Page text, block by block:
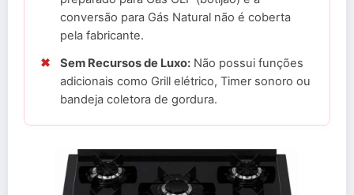
conversão para Gás Natural não é coberta
pela fabricante.
✖
Sem Recursos de Luxo: Não possui funções
adicionais como Grill elétrico, Timer sonoro ou
bandeja coletora de gordura.